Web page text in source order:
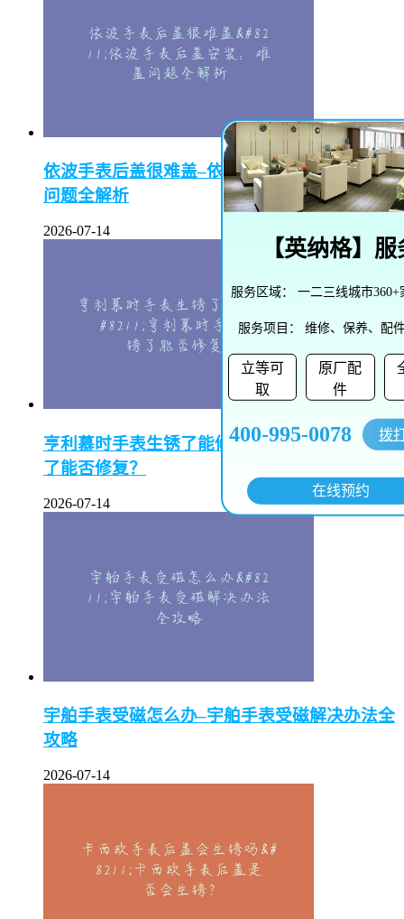
依波手表后盖很难盖–依波手表后盖安装：难盖
问题全解析
2026-07-14
亨利慕时手表生锈了能修吗–亨利慕时手表生锈
了能否修复？
2026-07-14
宇舶手表受磁怎么办–宇舶手表受磁解决办法全
攻略
2026-07-14
【英纳格】服
服务区域： 一二三线城市360+
服务项目： 维修、保养、配
立等可
取
原厂配
件
400-995-0078 拨
在线预约